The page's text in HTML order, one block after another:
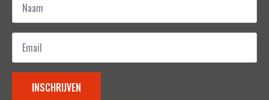
Email
INSCHRIJVEN